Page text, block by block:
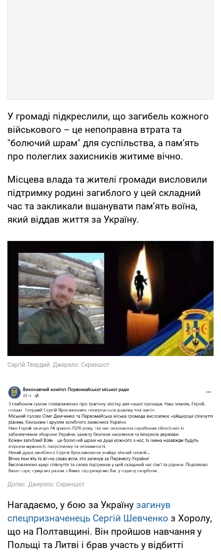
У громаді підкреслили, що загибель кожного
військового – це непоправна втрата та
"болючий шрам" для суспільства, а пам’ять
про полеглих захисників житиме вічно.
Місцева влада та жителі громади висловили
підтримку родині загиблого у цей складний
час та закликали вшанувати пам’ять воїна,
який віддав життя за Україну.
Нагадаємо, у бою за Україну загинув
спецпризначенець Сергій Шевченко з Хоролу,
що на Полтавщині. Він пройшов навчання у
Польщі та Литві і брав участь у відбитті